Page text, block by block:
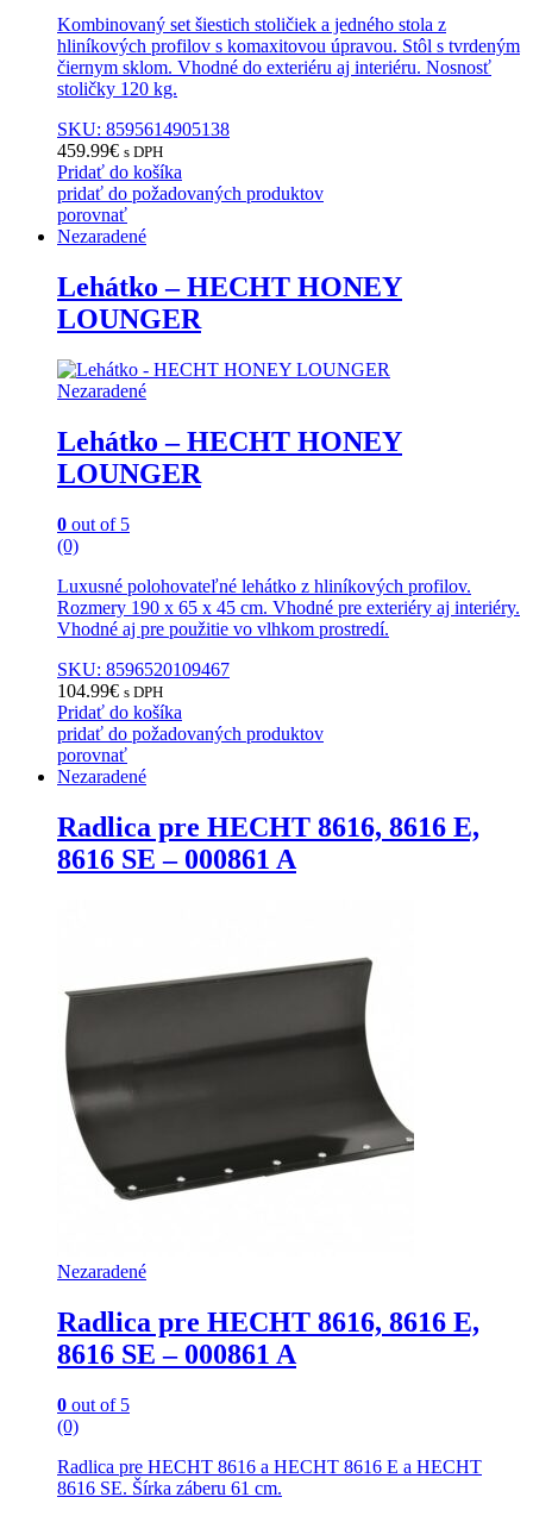
Kombinovaný set šiestich stoličiek a jedného stola z
hliníkových profilov s komaxitovou úpravou. Stôl s tvrdeným
čiernym sklom. Vhodné do exteriéru aj interiéru. Nosnosť
stoličky 120 kg.
SKU: 8595614905138
459.99€ s DPH
Pridať do košíka
pridať do požadovaných produktov
porovnať
Nezaradené
Lehátko – HECHT HONEY
LOUNGER
Nezaradené
Lehátko – HECHT HONEY
LOUNGER
0 out of 5
(0)
Luxusné polohovateľné lehátko z hliníkových profilov.
Rozmery 190 x 65 x 45 cm. Vhodné pre exteriéry aj interiéry.
Vhodné aj pre použitie vo vlhkom prostredí.
SKU: 8596520109467
104.99€ s DPH
Pridať do košíka
pridať do požadovaných produktov
porovnať
Nezaradené
Radlica pre HECHT 8616, 8616 E,
8616 SE – 000861 A
Nezaradené
Radlica pre HECHT 8616, 8616 E,
8616 SE – 000861 A
0 out of 5
(0)
Radlica pre HECHT 8616 a HECHT 8616 E a HECHT
8616 SE. Šírka záberu 61 cm.